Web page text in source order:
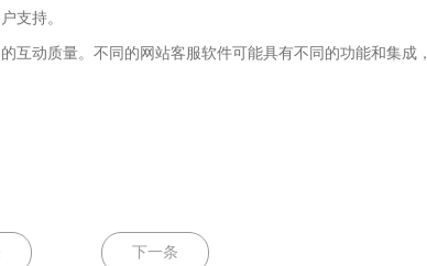
支持。
互动质量。不同的网站客服软件可能具有不同的功能和集成，
下一条